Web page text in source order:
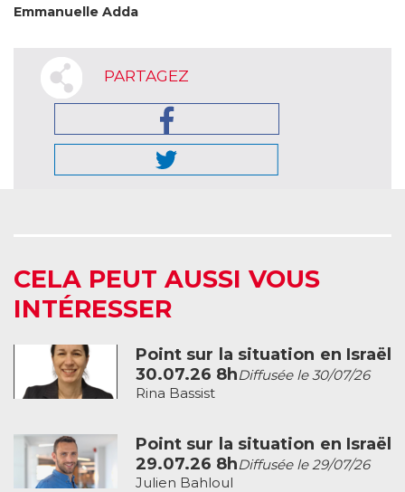
Emmanuelle Adda
PARTAGEZ
CELA PEUT AUSSI VOUS
INTÉRESSER
Point sur la situation en Israël
30.07.26 8hDiffusée le 30/07/26
Rina Bassist
Point sur la situation en Israël
29.07.26 8hDiffusée le 29/07/26
Julien Bahloul